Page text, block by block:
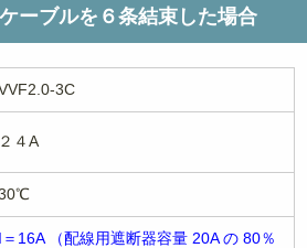
ーブルを６条結束した場合
3C
２４A
I＝16A （配線用遮断器容量 20A の 80％